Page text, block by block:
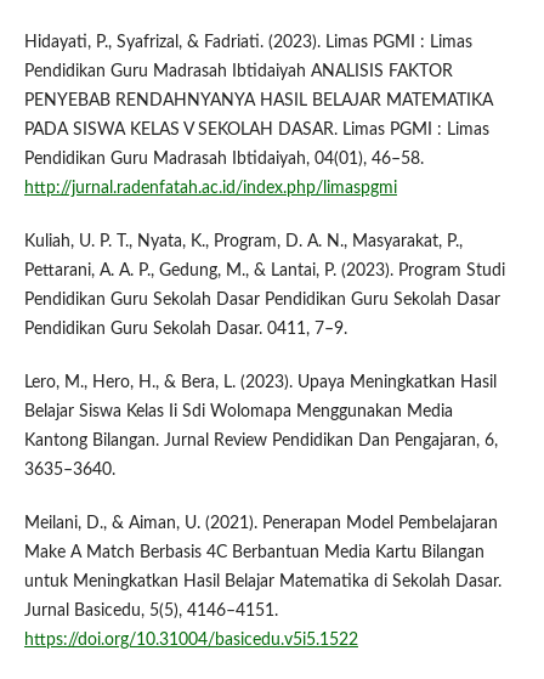
Hidayati, P., Syafrizal, & Fadriati. (2023). Limas PGMI : Limas
Pendidikan Guru Madrasah Ibtidaiyah ANALISIS FAKTOR
PENYEBAB RENDAHNYANYA HASIL BELAJAR MATEMATIKA
PADA SISWA KELAS V SEKOLAH DASAR. Limas PGMI : Limas
Pendidikan Guru Madrasah Ibtidaiyah, 04(01), 46–58.
http://jurnal.radenfatah.ac.id/index.php/limaspgmi
Kuliah, U. P. T., Nyata, K., Program, D. A. N., Masyarakat, P.,
Pettarani, A. A. P., Gedung, M., & Lantai, P. (2023). Program Studi
Pendidikan Guru Sekolah Dasar Pendidikan Guru Sekolah Dasar
Pendidikan Guru Sekolah Dasar. 0411, 7–9.
Lero, M., Hero, H., & Bera, L. (2023). Upaya Meningkatkan Hasil
Belajar Siswa Kelas Ii Sdi Wolomapa Menggunakan Media
Kantong Bilangan. Jurnal Review Pendidikan Dan Pengajaran, 6,
3635–3640.
Meilani, D., & Aiman, U. (2021). Penerapan Model Pembelajaran
Make A Match Berbasis 4C Berbantuan Media Kartu Bilangan
untuk Meningkatkan Hasil Belajar Matematika di Sekolah Dasar.
Jurnal Basicedu, 5(5), 4146–4151.
https://doi.org/10.31004/basicedu.v5i5.1522